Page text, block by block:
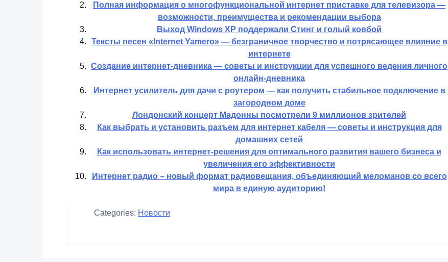
Полная информация о многофункциональной интернет приставке для телевизора —
возможности, преимущества и рекомендации выбора
Выход Windows XP поддержали Стинг и голый ковбой
Тексты песен «Internet Yamero» — безграничное творчество и потрясающее влияние в
интернете
Создание интернет-дневника — советы и инструкции для успешного ведения личного
онлайн-дневника
Интернет усилитель для дачи с роутером — как получить стабильное подключение в
загородном доме
Лондонский концерт Мадонны посмотрели 9 миллионов зрителей
Как выбрать и установить разъем для интернет кабеля — советы и инструкция для
домашних сетей
Как использовать интернет-решения для оптимального развития вашего бизнеса и
увеличения его эффективности
Интернет радио – новый формат радиовещания, объединяющий меломанов со всего
мира в единую аудиторию!
Categories: Новости